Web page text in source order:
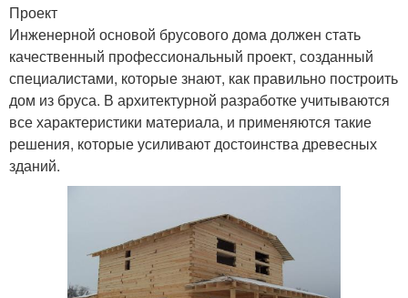
Проект
Инженерной основой брусового дома должен стать
качественный профессиональный проект, созданный
специалистами, которые знают, как правильно построить
дом из бруса. В архитектурной разработке учитываются
все характеристики материала, и применяются такие
решения, которые усиливают достоинства древесных
зданий.